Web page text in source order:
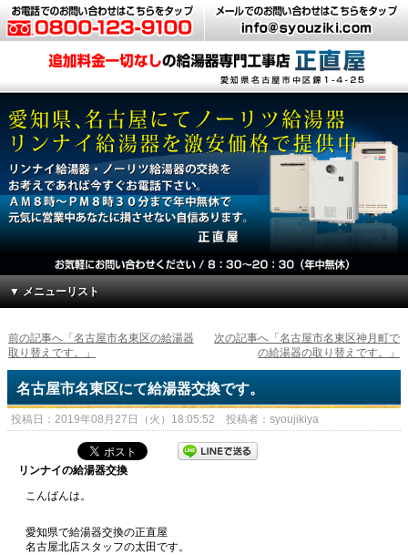
▼ メニューリスト
前の記事へ「名古屋市名東区の給湯器
取り替えです。」
次の記事へ「名古屋市名東区神月町で
の給湯器の取り替えです。」
名古屋市名東区にて給湯器交換です。
投稿日：2019年08月27日（火）18:05:52 投稿者：syoujikiya
リンナイの給湯器交換
こんばんは。
愛知県で給湯器交換の正直屋
名古屋北店スタッフの太田です。